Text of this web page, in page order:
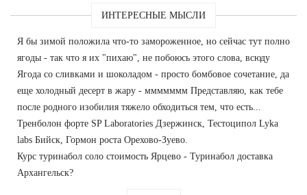
ИНТЕРЕСНЫЕ МЫСЛИ
Я бы зимой положила что-то замороженное, но сейчас тут полно
ягоды - так что я их "пихаю", не побоюсь этого слова, всюду
Ягода со сливками и шоколадом - просто бомбовое сочетание, да
еще холодный десерт в жару - ммммммм Представляю, как тебе
после родного изобилия тяжело обходиться тем, что есть...
Тренболон форте SP Laboratories Дзержинск, Тестоципол Lyka
labs Бийск, Гормон роста Орехово-Зуево.
Курс туринабол соло стоимость Ярцево - Туринабол доставка
Архангельск?